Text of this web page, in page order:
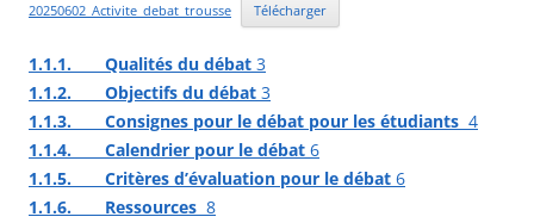
20250602_Activite_debat_trousse Télécharger
1.1.1. Qualités du débat 3
1.1.2.
Objectifs du débat 3
1.1.3.
Consignes pour le débat pour les étudiants 4
1.1.4.
Calendrier pour le débat 6
1.1.5.
Critères d’évaluation pour le débat 6
1.1.6.
Ressources 8